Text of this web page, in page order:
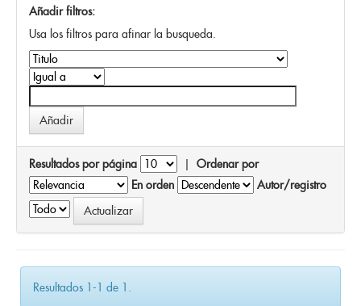
Añadir filtros:
Usa los filtros para afinar la busqueda.
Resultados por página | Ordenar por
En orden
Autor/registro
Resultados 1-1 de 1.